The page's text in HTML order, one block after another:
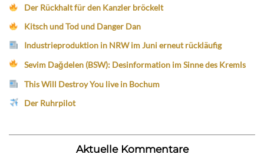
Der Rückhalt für den Kanzler bröckelt
Kitsch und Tod und Danger Dan
Industrieproduktion in NRW im Juni erneut rückläufig
Sevim Dağdelen (BSW): Desinformation im Sinne des Kremls
This Will Destroy You live in Bochum
Der Ruhrpilot
Aktuelle Kommentare